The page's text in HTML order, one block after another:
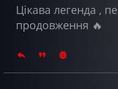
Цікава легенда ,
продовження 🔥